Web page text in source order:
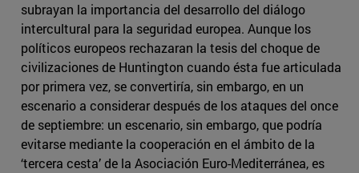
subrayan la importancia del desarrollo del diálogo
intercultural para la seguridad europea. Aunque los
políticos europeos rechazaran la tesis del choque de
civilizaciones de Huntington cuando ésta fue articulada
por primera vez, se convertiría, sin embargo, en un
escenario a considerar después de los ataques del once
de septiembre: un escenario, sin embargo, que podría
evitarse mediante la cooperación en el ámbito de la
‘tercera cesta’ de la Asociación Euro-Mediterránea, es